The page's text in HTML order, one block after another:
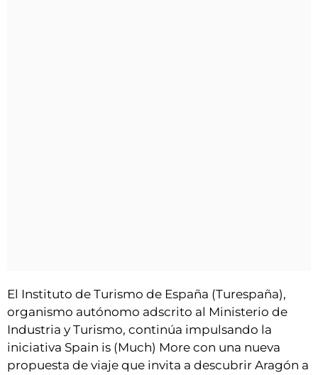
El Instituto de Turismo de España (Turespaña),
organismo autónomo adscrito al Ministerio de
Industria y Turismo, continúa impulsando la
iniciativa Spain is (Much) More con una nueva
propuesta de viaje que invita a descubrir Aragón a